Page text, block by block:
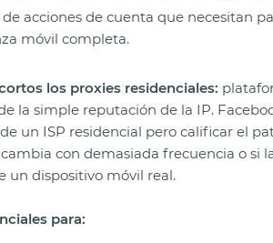
acciones de cuenta que necesitan
móvil completa.
los proxies residenciales:
la simple reputación de la IP.
un ISP residencial pero calificar el
con demasiada frecuencia o si
un dispositivo móvil real.
para: